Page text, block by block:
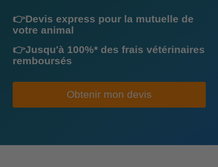
👉Devis express pour la mutuelle de
votre animal
👉Jusqu'à 100%* des frais vétérinaires
remboursés
Obtenir mon devis